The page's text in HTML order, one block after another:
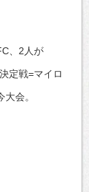
、2人が
定戦=マイロ
会。